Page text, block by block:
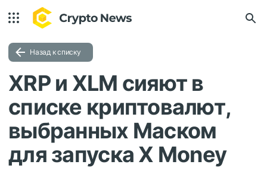
Назад к списку
XRP и XLM сияют в
списке криптовалют,
выбранных Маском
для запуска X Money